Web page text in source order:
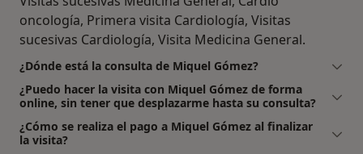
oncología, Primera visita Cardiología, Visitas
sucesivas Cardiología, Visita Medicina General.
¿Dónde está la consulta de Miquel Gómez?
¿Puedo hacer la visita con Miquel Gómez de forma
online, sin tener que desplazarme hasta su consulta?
¿Cómo se realiza el pago a Miquel Gómez al finalizar
la visita?